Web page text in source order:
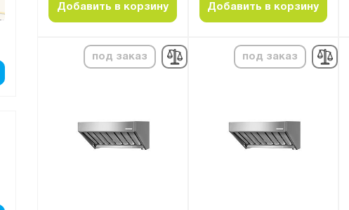
Добавить в корзину Добавить в корзину
под заказ под заказ